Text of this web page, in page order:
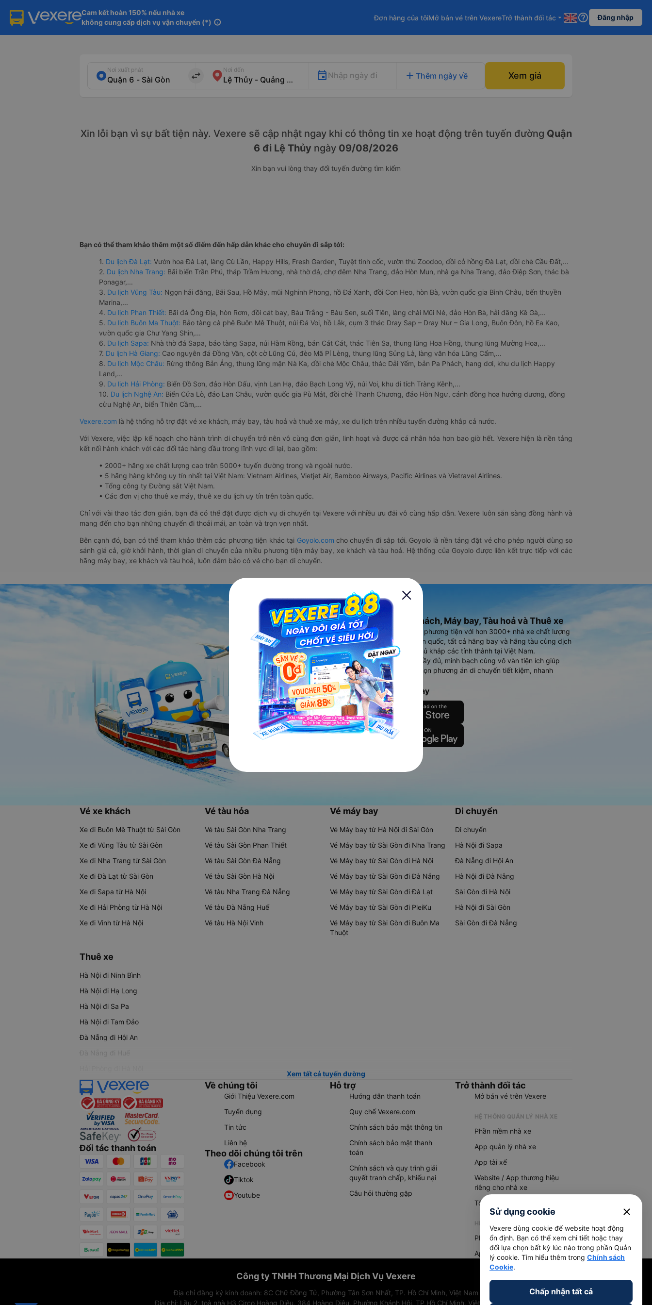
Cam kết hoàn 150% nếu nhà xe
không cung cấp dịch vụ vận chuyển (*) info
Đơn hàng của tôiMở bán vé trên VexereTrở thành đối tác arrow_drop_down help_outline Đăng nhập
Nơi xuất phát
import_export
Nơi đến
Nhập ngày đi add Thêm ngày về Xem giá
Xin lỗi bạn vì sự bất tiện này. Vexere sẽ cập nhật ngay khi có thông tin xe hoạt động trên tuyến đường Quận
6 đi Lệ Thủy ngày 09/08/2026
Xin bạn vui lòng thay đổi tuyến đường tìm kiếm
Bạn có thể tham khảo thêm một số điểm đến hấp dẫn khác cho chuyến đi sắp tới:
1. Du lịch Đà Lạt: Vườn hoa Đà Lạt, làng Cù Lần, Happy Hills, Fresh Garden, Tuyệt tình cốc, vườn thú Zoodoo, đồi cỏ hồng Đà Lạt, đồi chè Cầu Đất,...
2. Du lịch Nha Trang: Bãi biển Trần Phú, tháp Trầm Hương, nhà thờ đá, chợ đêm Nha Trang, đảo Hòn Mun, nhà ga Nha Trang, đảo Điệp Sơn, thác bà
Ponagar,...
3. Du lịch Vũng Tàu: Ngọn hải đăng, Bãi Sau, Hồ Mây, mũi Nghinh Phong, hồ Đá Xanh, đồi Con Heo, hòn Bà, vườn quốc gia Bình Châu, bến thuyền
Marina,...
4. Du lịch Phan Thiết: Bãi đá Ông Địa, hòn Rơm, đồi cát bay, Bàu Trắng - Bàu Sen, suối Tiên, làng chài Mũi Né, đảo Hòn Bà, hải đăng Kê Gà,...
5. Du lịch Buôn Ma Thuột: Bảo tàng cà phê Buôn Mê Thuột, núi Đá Voi, hồ Lắk, cụm 3 thác Dray Sap – Dray Nur – Gia Long, Buôn Đôn, hồ Ea Kao,
vườn quốc gia Chư Yang Shin,...
6. Du lịch Sapa: Nhà thờ đá Sapa, bảo tàng Sapa, núi Hàm Rồng, bản Cát Cát, thác Tiên Sa, thung lũng Hoa Hồng, thung lũng Mường Hoa,...
7. Du lịch Hà Giang: Cao nguyên đá Đồng Văn, cột cờ Lũng Cú, đèo Mã Pí Lèng, thung lũng Sủng Là, làng văn hóa Lũng Cẩm,...
8. Du lịch Mộc Châu: Rừng thông Bản Áng, thung lũng mận Nà Ka, đồi chè Mộc Châu, thác Dải Yếm, bản Pa Phách, hang dơi, khu du lịch Happy
Land,...
9. Du lịch Hải Phòng: Biển Đồ Sơn, đảo Hòn Dấu, vịnh Lan Hạ, đảo Bạch Long Vỹ, núi Voi, khu di tích Tràng Kênh,...
10. Du lịch Nghệ An: Biển Cửa Lò, đảo Lan Châu, vườn quốc gia Pù Mát, đồi chè Thanh Chương, đảo Hòn Ngư, cánh đồng hoa hướng dương, đồng
cừu Nghệ An, biển Thiên Cầm,...
Vexere.com là hệ thống hỗ trợ đặt vé xe khách, máy bay, tàu hoả và thuê xe máy, xe du lịch trên nhiều tuyến đường khắp cả nước.
Với Vexere, việc lập kế hoạch cho hành trình di chuyển trở nên vô cùng đơn giản, linh hoạt và được cá nhân hóa hơn bao giờ hết. Vexere hiện là nền tảng
kết nối hành khách với các đối tác hàng đầu trong lĩnh vực đi lại, bao gồm:
• 2000+ hãng xe chất lượng cao trên 5000+ tuyến đường trong và ngoài nước.
• 5 hãng hàng không uy tín nhất tại Việt Nam: Vietnam Airlines, Vietjet Air, Bamboo Airways, Pacific Airlines và Vietravel Airlines.
• Tổng công ty Đường sắt Việt Nam.
• Các đơn vị cho thuê xe máy, thuê xe du lịch uy tín trên toàn quốc.
Chỉ với vài thao tác đơn giản, bạn đã có thể đặt được dịch vụ di chuyển tại Vexere với nhiều ưu đãi vô cùng hấp dẫn. Vexere luôn sẵn sàng đồng hành và
mang đến cho bạn những chuyến đi thoải mái, an toàn và trọn vẹn nhất.
Bên cạnh đó, bạn có thể tham khảo thêm các phương tiện khác tại Goyolo.com cho chuyến đi sắp tới. Goyolo là nền tảng đặt vé cho phép người dùng so
sánh giá cả, giờ khởi hành, thời gian di chuyển của nhiều phương tiện máy bay, xe khách và tàu hoả. Hệ thống của Goyolo được liên kết trực tiếp với các
hãng máy bay, xe khách và tàu hoả, luôn đảm bảo có vé cho bạn di chuyển.
Ứng dụng đặt vé Xe khách, Máy bay, Tàu hoả và Thuê xe
Vexere - ứng dụng đặt vé đa phương tiện với hơn 3000+ nhà xe chất lượng
cao, 5000+ tuyến đường toàn quốc, tất cả hãng bay và hãng tàu cùng dịch
vụ thuê xe máy, xe du lịch phủ khắp các tỉnh thành tại Việt Nam.
Ứng dụng hiển thị thông tin đầy đủ, minh bạch cùng vô vàn tiện ích giúp
người dùng so sánh và lựa chọn phương án di chuyển tiết kiệm, nhanh
chóng và phù hợp nhất.
Tải ứng dụng Vexere ngay
Vé xe khách
Xe đi Buôn Mê Thuột từ Sài Gòn
Xe đi Vũng Tàu từ Sài Gòn
Xe đi Nha Trang từ Sài Gòn
Xe đi Đà Lạt từ Sài Gòn
Xe đi Sapa từ Hà Nội
Xe đi Hải Phòng từ Hà Nội
Xe đi Vinh từ Hà Nội
Vé tàu hỏa
Vé tàu Sài Gòn Nha Trang
Vé tàu Sài Gòn Phan Thiết
Vé tàu Sài Gòn Đà Nẵng
Vé tàu Sài Gòn Hà Nội
Vé tàu Nha Trang Đà Nẵng
Vé tàu Đà Nẵng Huế
Vé tàu Hà Nội Vinh
Vé máy bay
Vé Máy bay từ Hà Nội đi Sài Gòn
Vé Máy bay từ Sài Gòn đi Nha Trang
Vé Máy bay từ Sài Gòn đi Hà Nội
Vé Máy bay từ Sài Gòn đi Đà Nẵng
Vé Máy bay từ Sài Gòn đi Đà Lạt
Vé Máy bay từ Sài Gòn đi PleiKu
Vé Máy bay từ Sài Gòn đi Buôn Ma
Thuột
Di chuyển
Di chuyển
Hà Nội đi Sapa
Đà Nẵng đi Hội An
Hà Nội đi Đà Nẵng
Sài Gòn đi Hà Nội
Hà Nội đi Sài Gòn
Sài Gòn đi Đà Nẵng
Thuê xe
Hà Nội đi Ninh Bình
Hà Nội đi Hạ Long
Hà Nội đi Sa Pa
Hà Nội đi Tam Đảo
Đà Nẵng đi Hội An
Đà Nẵng đi Huế
Xem tất cả tuyến đường
Đối tác thanh toán
Về chúng tôi
Giới Thiệu Vexere.com
Tuyển dụng
Tin tức
Liên hệ
Theo dõi chúng tôi trên
Facebook
Tiktok
Youtube
Hỗ trợ
Hướng dẫn thanh toán
Quy chế Vexere.com
Chính sách bảo mật thông tin
Chính sách bảo mật thanh
toán
Chính sách và quy trình giải
quyết tranh chấp, khiếu nại
Câu hỏi thường gặp
Trở thành đối tác
Mở bán vé trên Vexere
HỆ THỐNG QUẢN LÝ NHÀ XE
Phần mềm nhà xe
App quản lý nhà xe
App tài xế
Website / App thương hiệu
riêng cho nhà xe
Tổng đài AI
HỆ THỐNG QUẢN LÝ HÀNG HOÁ
Phần mềm quản lý hàng hoá
App quản lý hàng hoá
Công ty TNHH Thương Mại Dịch Vụ Vexere
Địa chỉ đăng ký kinh doanh: 8C Chữ Đồng Tử, Phường Tân Sơn Nhất, TP. Hồ Chí Minh, Việt Nam
Địa chỉ: Lầu 2, toà nhà H3 Circo Hoàng Diệu, 384 Hoàng Diệu, Phường Khánh Hội, TP Hồ Chí Minh, Việt Nam
Sử dụng cookie close
Vexere dùng cookie để website hoạt động
ổn định. Bạn có thể xem chi tiết hoặc thay
đổi lựa chọn bất kỳ lúc nào trong phần Quản
lý cookie. Tìm hiểu thêm trong Chính sách
Cookie.
Chấp nhận tất cả